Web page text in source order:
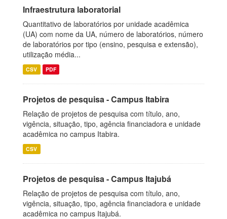
Infraestrutura laboratorial
Quantitativo de laboratórios por unidade acadêmica
(UA) com nome da UA, número de laboratórios, número
de laboratórios por tipo (ensino, pesquisa e extensão),
utilização média...
CSV PDF
Projetos de pesquisa - Campus Itabira
Relação de projetos de pesquisa com título, ano,
vigência, situação, tipo, agência financiadora e unidade
acadêmica no campus Itabira.
CSV
Projetos de pesquisa - Campus Itajubá
Relação de projetos de pesquisa com título, ano,
vigência, situação, tipo, agência financiadora e unidade
acadêmica no campus Itajubá.